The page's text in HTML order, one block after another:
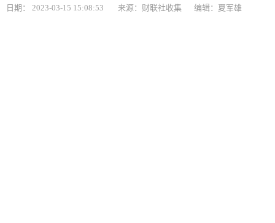
日期： 2023-03-15 15:08:53 来源：财联社收集 编辑：夏军雄